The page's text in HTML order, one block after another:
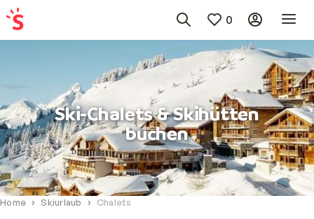
0
Ski-Chalets & Skihütten
buchen
Home Skiurlaub Chalets